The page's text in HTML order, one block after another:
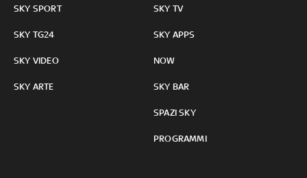
SKY SPORT
SKY TG24
SKY VIDEO
SKY ARTE
SKY TV
SKY APPS
NOW
SKY BAR
SPAZI SKY
PROGRAMMI